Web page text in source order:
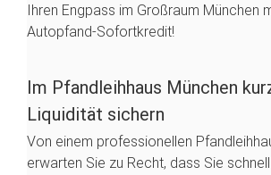
Ihren Engpass im Großraum München
Autopfand-Sofortkredit!
Im Pfandleihhaus München
Liquidität sichern
Von einem professionellen
erwarten Sie zu Recht, dass Sie